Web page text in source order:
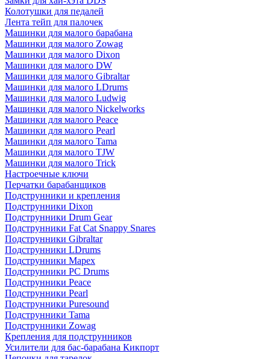
Колотушки для педалей
Лента тейп для палочек
Машинки для малого барабана
Машинки для малого Zowag
Машинки для малого Dixon
Машинки для малого DW
Машинки для малого Gibraltar
Машинки для малого LDrums
Машинки для малого Ludwig
Машинки для малого Nickelworks
Машинки для малого Peace
Машинки для малого Pearl
Машинки для малого Tama
Машинки для малого TJW
Машинки для малого Trick
Настроечные ключи
Перчатки барабанщиков
Подструнники и крепления
Подструнники Dixon
Подструнники Drum Gear
Подструнники Fat Cat Snappy Snares
Подструнники Gibraltar
Подструнники LDrums
Подструнники Mapex
Подструнники PC Drums
Подструнники Peace
Подструнники Pearl
Подструнники Puresound
Подструнники Tama
Подструнники Zowag
Крепления для подструнников
Усилители для бас-барабана Кикпорт